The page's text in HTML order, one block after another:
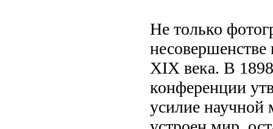
Не только
XIX века. В
конференции
усилие научной